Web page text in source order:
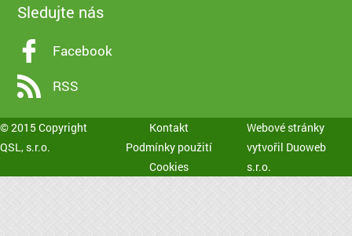
Sledujte nás
Facebook
RSS
© 2015 Copyright
QSL, s.r.o.
Kontakt
Podmínky použití
Cookies
Webové stránky
vytvořil Duoweb
s.r.o.